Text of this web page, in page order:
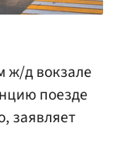
ж/д вокзале
поезде
заявляет